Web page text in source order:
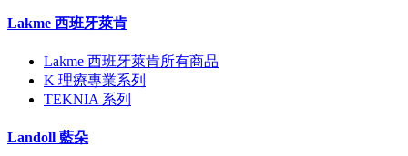
Lakme 西班牙萊肯
Lakme 西班牙萊肯所有商品
K 理療專業系列
TEKNIA 系列
Landoll 藍朵